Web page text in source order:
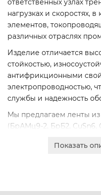
ответственных узлах
нагрузках и скоростях,
элементов,
различных отраслях
Изделие отличается
стойкостью,
антифрикционными
электропроводностью,
службы и надежность
Мы предлагаем ленты
(БрАМц9-2, БрБ2, CuSn6,
мм до 6 мм, чтоПоказать